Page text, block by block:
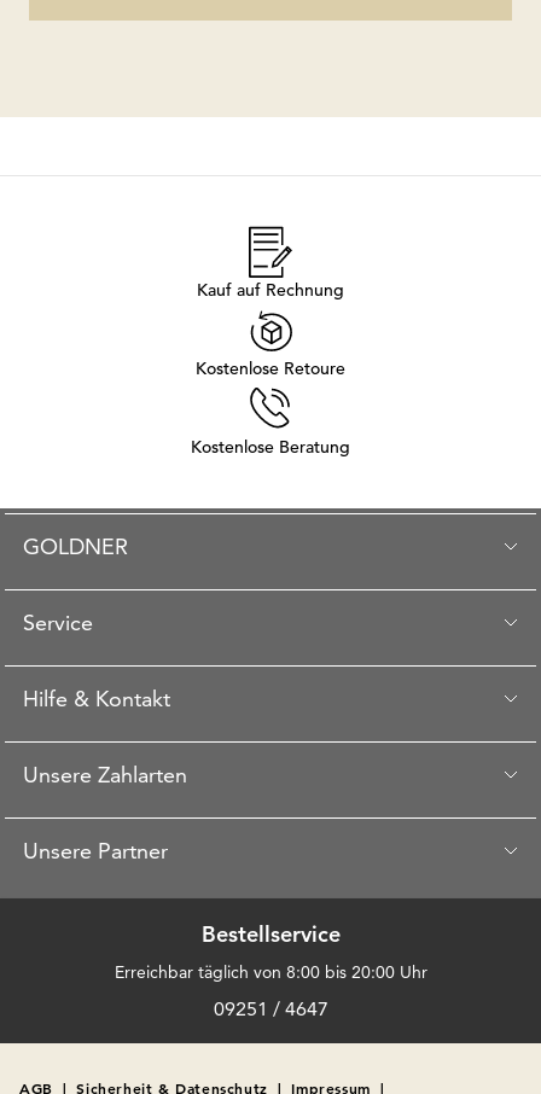
Kauf auf Rechnung
Kostenlose Retoure
Kostenlose Beratung
GOLDNER
Service
Hilfe & Kontakt
Unsere Zahlarten
Unsere Partner
Bestellservice
Erreichbar täglich von 8:00 bis 20:00 Uhr
09251 / 4647
AGB | Sicherheit & Datenschutz | Impressum |